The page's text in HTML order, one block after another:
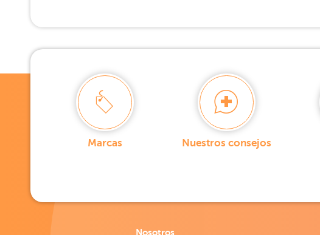
Marcas Nuestros consejos
Nosotros